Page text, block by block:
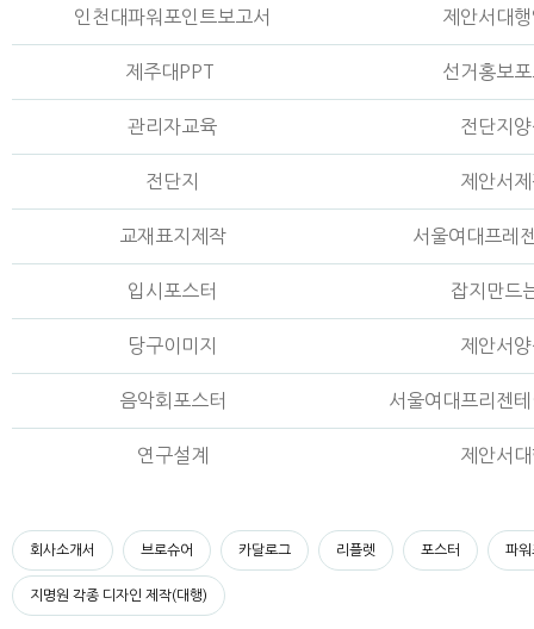
인천대파워포인트보고서 제안서대
제주대PPT 선거홍보
관리자교육 전단지
전단지 제안서
교재표지제작 서울여대프레
입시포스터 잡지만드
당구이미지 제안서
음악회포스터 서울여대프리젠
연구설계 제안서
회사소개서 브로슈어 카달로그 리플렛 포스터 파워
지명원 각종 디자인 제작(대행)